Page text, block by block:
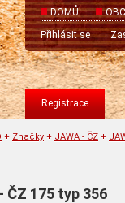
DOMŮ
Přihlásit se
Registrace
+ Značky + JAWA - ČZ +
ČZ 175 typ 356